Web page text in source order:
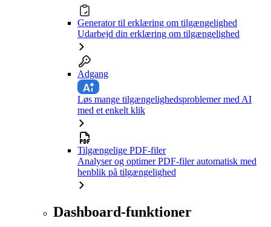
Generator til erklæring om tilgængelighed
Udarbejd din erklæring om tilgængelighed
Adgang
Løs mange tilgængelighedsproblemer med AI
med et enkelt klik
Tilgængelige PDF-filer
Analyser og optimer PDF-filer automatisk med
henblik på tilgængelighed
Dashboard-funktioner